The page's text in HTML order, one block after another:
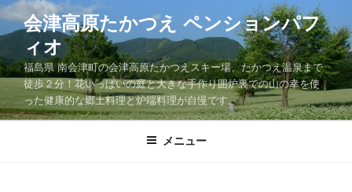
コ
ン
ツ
へ
ス
会津高原たかつえ ペンションパフ
ィオ
福島県 南会津町の会津高原たかつえスキー場、たかつえ温泉まで
徒歩２分！花いっぱいの庭と大きな手作り囲炉裏での山の幸を使
った健康的な郷土料理と炉端料理が自慢です。
メニュー